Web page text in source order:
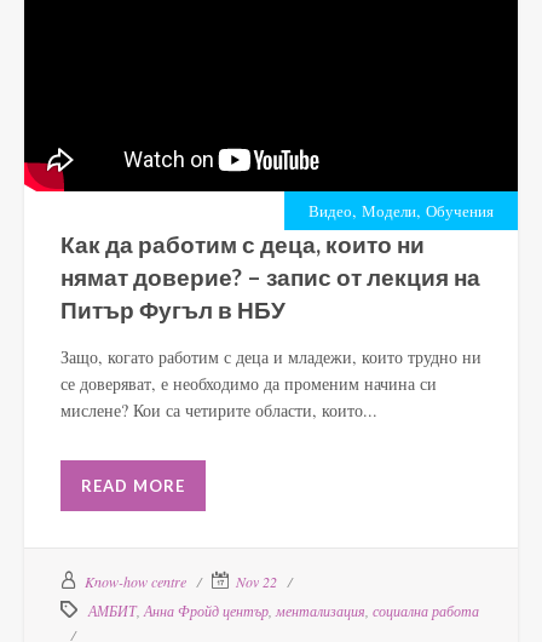
Видео, Модели, Обучения
Как да работим с деца, които ни
нямат доверие? – запис от лекция на
Питър Фугъл в НБУ
Защо, когато работим с деца и младежи, които трудно ни
се доверяват, е необходимо да променим начина си
мислене? Кои са четирите области, които...
READ MORE
Know-how centre
Nov 22
АМБИТ, Анна Фройд център ментализация социална работа